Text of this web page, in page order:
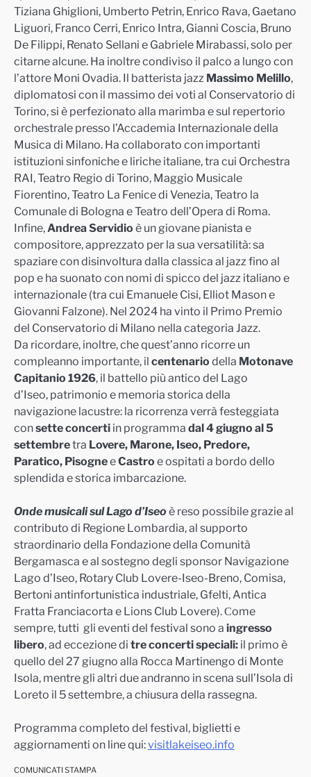
Tiziana Ghiglioni, Umberto Petrin, Enrico Rava, Gaetano
Liguori, Franco Cerri, Enrico Intra, Gianni Coscia, Bruno
De Filippi, Renato Sellani e Gabriele Mirabassi, solo per
citarne alcune. Ha inoltre condiviso il palco a lungo con
l’attore Moni Ovadia. Il batterista jazz Massimo Melillo,
diplomatosi con il massimo dei voti al Conservatorio di
Torino, si è perfezionato alla marimba e sul repertorio
orchestrale presso l’Accademia Internazionale della
Musica di Milano. Ha collaborato con importanti
istituzioni sinfoniche e liriche italiane, tra cui Orchestra
RAI, Teatro Regio di Torino, Maggio Musicale
Fiorentino, Teatro La Fenice di Venezia, Teatro la
Comunale di Bologna e Teatro dell’Opera di Roma.
Infine, Andrea Servidio è un giovane pianista e
compositore, apprezzato per la sua versatilità: sa
spaziare con disinvoltura dalla classica al jazz fino al
pop e ha suonato con nomi di spicco del jazz italiano e
internazionale (tra cui Emanuele Cisi, Elliot Mason e
Giovanni Falzone). Nel 2024 ha vinto il Primo Premio
del Conservatorio di Milano nella categoria Jazz.
Da ricordare, inoltre, che quest’anno ricorre un
compleanno importante, il centenario della Motonave
Capitanio 1926, il battello più antico del Lago
d’Iseo, patrimonio e memoria storica della
navigazione lacustre: la ricorrenza verrà festeggiata
consette concerti in programma dal 4 giugno al 5
settembretra Lovere, Marone, Iseo, Predore,
Paratico, PisogneeCastro e ospitati a bordo dello
splendida e storica imbarcazione.
Onde musicali sul Lago d’Iseo è reso possibile grazie al
contributo di Regione Lombardia, al supporto
straordinario della Fondazione della Comunità
Bergamasca e al sostegno degli sponsor Navigazione
Lago d’Iseo, Rotary Club Lovere-Iseo-Breno, Comisa,
Bertoni antinfortunistica industriale, Gfelti, Antica
Fratta Franciacorta e Lions Club Lovere).Come
sempre, tutti gli eventi del festival sono a ingresso
libero, ad eccezione di tre concerti speciali: il primo è
quello del 27 giugno alla Rocca Martinengo di Monte
Isola, mentre gli altri due andranno in scena sull’Isola di
Loreto il 5 settembre, a chiusura della rassegna.
Programma completo del festival, biglietti e
aggiornamenti on line qui:visitlakeiseo.info
COMUNICATI STAMPA